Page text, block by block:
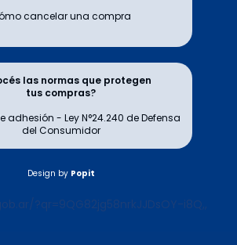
cancelar una compra
las normas que protegen
tus compras?
adhesión - Ley N°24.240 de Defensa
del Consumidor
Design by Popit
?qr=9QG82jg58nrkJJDsOY-i8Q,,